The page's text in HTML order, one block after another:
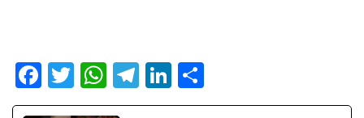
Fa
ce
T
wi
W
ha
Te
le
Li
nk on